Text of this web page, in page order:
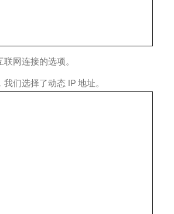
网连接的选项。
们选择了动态 IP 地址。